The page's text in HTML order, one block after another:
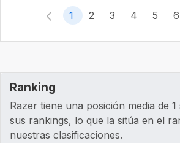
1 2 3 4 5 6
Ranking
Razer tiene una posición media de
sus rankings, lo que la sitúa en el
nuestras clasificaciones.